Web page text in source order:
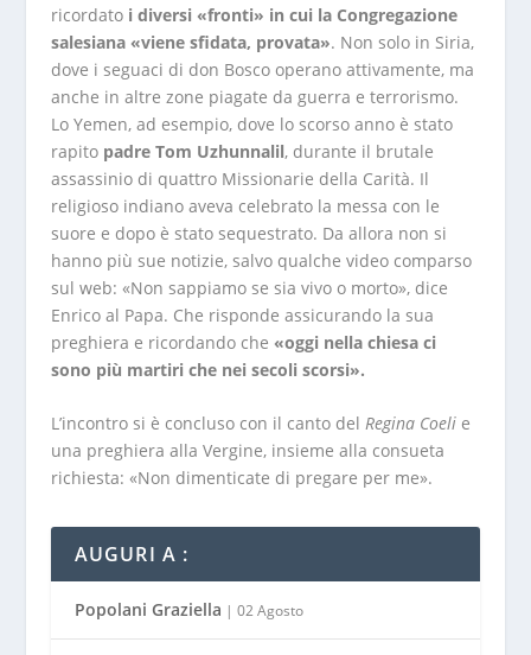
ricordato i diversi «fronti» in cui la Congregazione
salesiana «viene sfidata, provata». Non solo in Siria,
dove i seguaci di don Bosco operano attivamente, ma
anche in altre zone piagate da guerra e terrorismo.
Lo Yemen, ad esempio, dove lo scorso anno è stato
rapito padre Tom Uzhunnalil, durante il brutale
assassinio di quattro Missionarie della Carità. Il
religioso indiano aveva celebrato la messa con le
suore e dopo è stato sequestrato. Da allora non si
hanno più sue notizie, salvo qualche video comparso
sul web: «Non sappiamo se sia vivo o morto», dice
Enrico al Papa. Che risponde assicurando la sua
preghiera e ricordando che «oggi nella chiesa ci
sono più martiri che nei secoli scorsi».
L’incontro si è concluso con il canto del Regina Coeli e
una preghiera alla Vergine, insieme alla consueta
richiesta: «Non dimenticate di pregare per me».
AUGURI A :
Popolani Graziella | 02 Agosto